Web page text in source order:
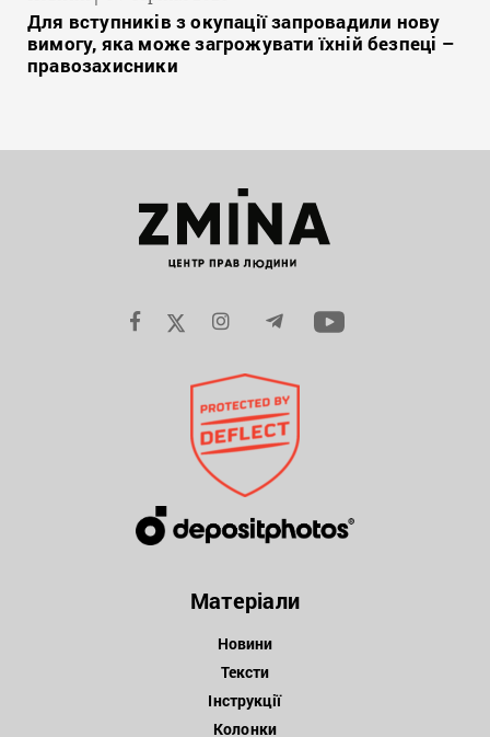
Для вступників з окупації запровадили нову
вимогу, яка може загрожувати їхній безпеці –
правозахисники
Матеріали
Новини
Тексти
Інструкції
Колонки